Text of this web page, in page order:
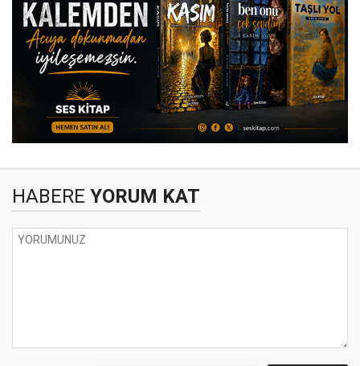
HABERE YORUM KAT